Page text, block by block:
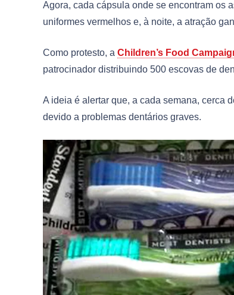
Agora, cada cápsula onde se encontram os
uniformes vermelhos e, à noite, a atração
Como protesto, a Children’s Food
patrocinador distribuindo 500 escovas de
A ideia é alertar que, a cada semana, cerca
devido a problemas dentários graves.